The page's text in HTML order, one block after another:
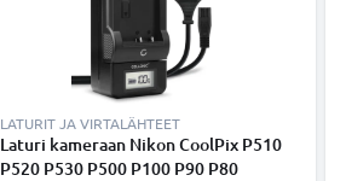
LATURIT JA VIRTALÄHTEET
Laturi kameraan Nikon CoolPix P510
P520 P530 P500 P100 P90 P80